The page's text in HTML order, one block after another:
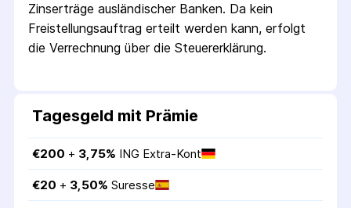
Zins­erträge ausländischer Banken. Da kein
Freistellungs­auftrag erteilt werden kann, erfolgt
die Verrechnung über die Steuer­erklärung.
Tagesgeld mit Prämie
€200 + 3,75% ING Extra-Kont
€20 + 3,50% Suresse